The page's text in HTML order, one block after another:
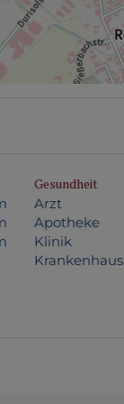
Gesundheit
Arzt
Apotheke
Klinik
Krankenhaus